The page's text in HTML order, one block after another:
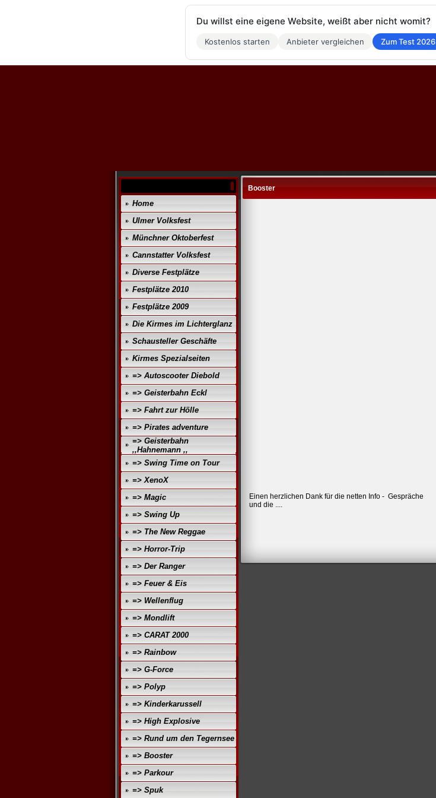
Home
Ulmer Volksfest
Münchner Oktoberfest
Cannstatter Volksfest
Diverse Festplätze
Festplätze 2010
Festplätze 2009
Die Kirmes im Lichterglanz
Schausteller Geschäfte
Kirmes Spezialseiten
=> Autoscooter Diebold
=> Geisterbahn Eckl
=> Fahrt zur Hölle
=> Pirates adventure
=> Geisterbahn
,,Hahnemann ,,
=> Swing Time on Tour
=> XenoX
=> Magic
=> Swing Up
=> The New Reggae
=> Horror-Trip
=> Der Ranger
=> Feuer & Eis
=> Wellenflug
=> Mondlift
=> CARAT 2000
=> Rainbow
=> G-Force
=> Polyp
=> Kinderkarussell
=> High Explosive
=> Rund um den Tegernsee
=> Booster
=> Parkour
=> Spuk
Booster
Einen herzlichen Dank für die netten Info - Gespräche
und die ....
Du willst eine eigene Website, weißt aber nicht womit?
Kostenlos starten Anbieter vergleichen Zum Test 2026